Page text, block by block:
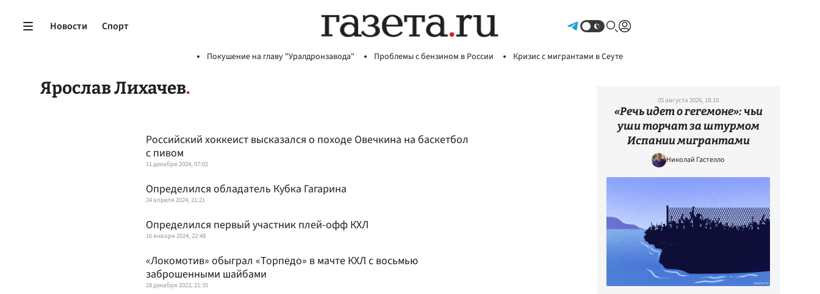
Новости Спорт
Покушение на главу "Уралдронзавода" Проблемы с бензином в России Кризис с мигрантами в Сеуте
Ярослав Лихачев
Российский хоккеист высказался о походе Овечкина на баскетбол
с пивом
11 декабря 2024, 07:02
Определился обладатель Кубка Гагарина
24 апреля 2024, 21:21
Определился первый участник плей-офф КХЛ
16 января 2024, 22:48
«Локомотив» обыграл «Торпедо» в мачте КХЛ с восьмью
заброшенными шайбами
28 декабря 2023, 21:35
05 августа 2026, 18:10
«Речь идет о гегемоне»: чьи
уши торчат за штурмом
Испании мигрантами
Николай Гастелло